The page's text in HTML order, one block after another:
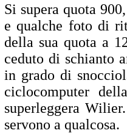
Si supera quota
e qualche foto di
della sua quota a
ceduto di schianto
in grado di
ciclocomputer
superleggera
servono a qualcosa.